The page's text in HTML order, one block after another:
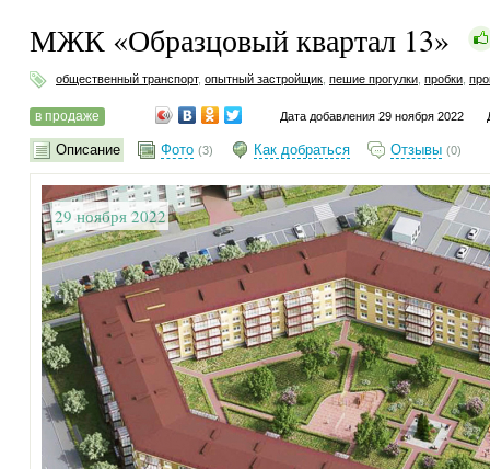
МЖК «Образцовый квартал 13»
общественный транспорт, опытный застройщик пешие прогулки пробки
в продаже Дата добавления 29 ноября 2022
Описание Фото (3) Как добраться Отзывы (0)
29 ноября 2022